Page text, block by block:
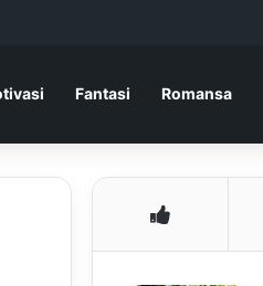
Fantasi Romansa